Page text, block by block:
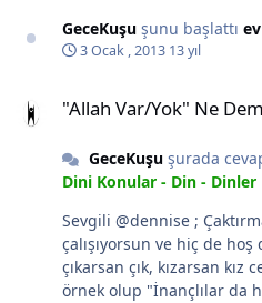
GeceKuşu şunu başlattı
3 Ocak , 2013 13 yıl
"Allah Var/Yok" Ne
GeceKuşuşurada
Dini Konular - Din - Dinler
Sevgili @dennise ; Çaktırmadan belden aşağı
çalışıyorsun ve hiç de hoş durmuyor...
çıkarsan çık, kızarsan
örnek olup "İnançlılar da